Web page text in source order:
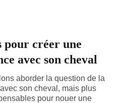
pour créer une
avec son cheval
aborder la question de la
son cheval, mais plus
pour nouer une